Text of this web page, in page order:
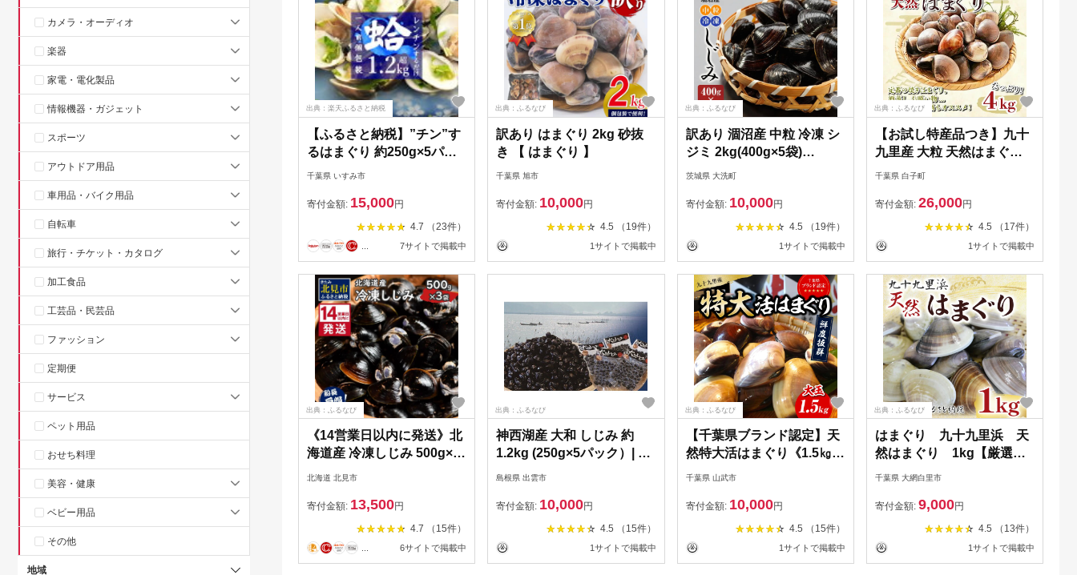
カメラ・オーディオ
楽器
家電・電化製品
情報機器・ガジェット
スポーツ
アウトドア用品
車用品・バイク用品
自転車
旅行・チケット・カタログ
加工食品
工芸品・民芸品
ファッション
定期便
サービス
ペット用品
おせち料理
美容・健康
ベビー用品
その他
地域
出典：楽天ふるさと納税
【ふるさと納税】”チン”す
るはまぐり 約250g×5パッ
ク【配送不可地域：離島】
千葉県 いすみ市
寄付金額: 15,000円
4.7 （23件）
7サイトで掲載中
出典：ふるなび
訳あり はまぐり 2kg 砂抜
き 【 はまぐり 】
千葉県 旭市
寄付金額: 10,000円
4.5 （19件）
1サイトで掲載中
出典：ふるなび
訳あり 涸沼産 中粒 冷凍 シ
ジミ 2kg(400g×5袋)
_CB004
茨城県 大洗町
寄付金額: 10,000円
4.5 （19件）
1サイトで掲載中
出典：ふるなび
【お試し特産品つき】九十
九里産 大粒 天然はまぐり
4.0kg SHF003/ 絶品天然は
り 九十九里産天然はまぐり
蛤 ハマグリ海鮮 貝 貝類
千葉県 白子町
寄付金額: 26,000円
4.5 （17件）
1サイトで掲載中
出典：ふるなび
《14営業日以内に発送》北
海道産 冷凍しじみ 500g×3
袋 ( 魚介類 貝類 しじみ シ
ム ビタミンB12 タウリン
鉄分 味噌汁 )【114-0076】
北海道 北見市
寄付金額: 13,500円
4.7 （15件）
6サイトで掲載中
出典：ふるなび
神西湖産 大和 しじみ 約
1.2kg (250g×5パック）| し
島根県 出雲市
寄付金額: 10,000円
4.5 （15件）
1サイトで掲載中
出典：ふるなび
【千葉県ブランド認定】天
然特大活はまぐり《1.5㎏》
／ふるさと納税 はまぐり
お吸い物 パスタ パエリア
お歳暮 贈答 お祝い 千葉県
山武市 SMBO003
千葉県 山武市
寄付金額: 10,000円
4.5 （15件）
1サイトで掲載中
出典：ふるなび
はまぐり 九十九里浜 天
然はまぐり 1kg【厳選】
P001
千葉県 大網白里市
寄付金額: 9,000円
4.5 （13件）
1サイトで掲載中